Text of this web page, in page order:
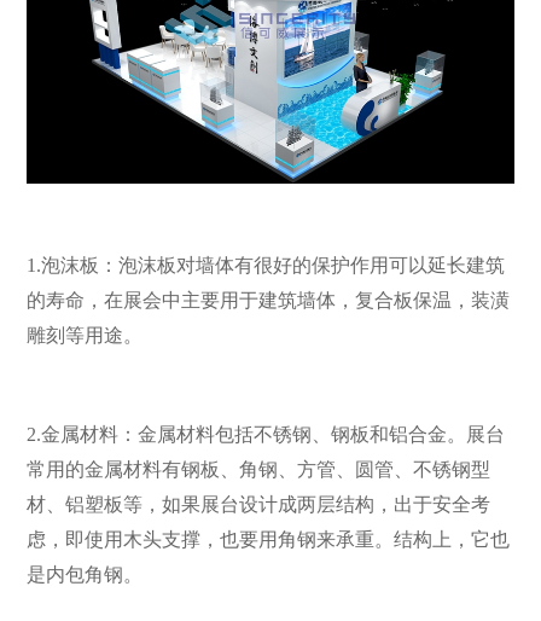
1.泡沫板：泡沫板对墙体有很好的保护作用可以延长建筑
的寿命，在展会中主要用于建筑墙体，复合板保温，装潢
雕刻等用途。
2.金属材料：金属材料包括不锈钢、钢板和铝合金。展台
常用的金属材料有钢板、角钢、方管、圆管、不锈钢型
材、铝塑板等，如果展台设计成两层结构，出于安全考
虑，即使用木头支撑，也要用角钢来承重。结构上，它也
是内包角钢。